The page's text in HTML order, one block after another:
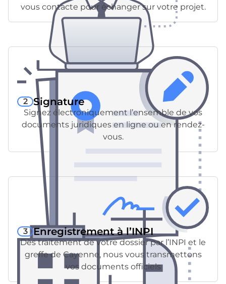
vous contacte pour échanger sur votre projet.
2 Signature
Signez électroniquement l’ensemble de vos
documents juridiques en ligne ou en rendez-
vous.
3 Enregistrement à l’INPI
Dès traitement de votre dossier par l’INPI et le
greffe de Cayenne, nous vous transmettons
vos documents officiels